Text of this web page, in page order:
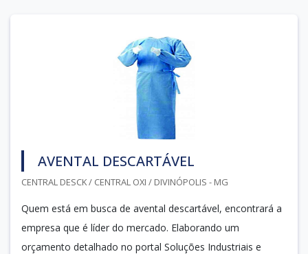
AVENTAL DESCARTÁVEL
CENTRAL DESCK / CENTRAL OXI / DIVINÓPOLIS - MG
Quem está em busca de avental descartável, encontrará a
empresa que é líder do mercado. Elaborando um
orçamento detalhado no portal Soluções Industriais e